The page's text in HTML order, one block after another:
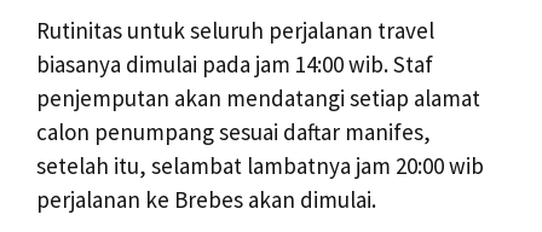
Rutinitas untuk seluruh perjalanan travel
biasanya dimulai pada jam 14:00 wib. Staf
penjemputan akan mendatangi setiap alamat
calon penumpang sesuai daftar manifes,
setelah itu, selambat lambatnya jam 20:00 wib
perjalanan ke Brebes akan dimulai.